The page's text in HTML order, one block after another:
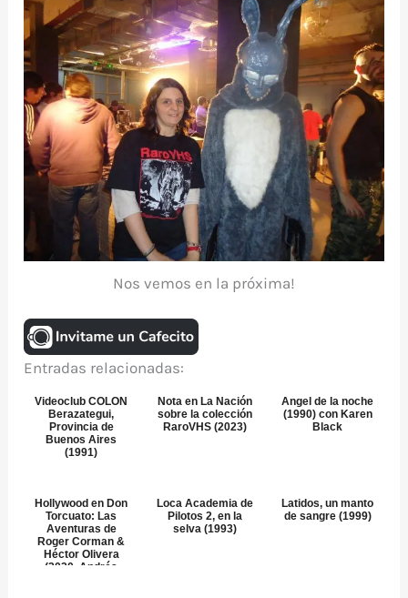
Nos vemos en la próxima!
Entradas relacionadas:
Videoclub COLON
Berazategui,
Provincia de
Buenos Aires
(1991)
Nota en La Nación
sobre la colección
RaroVHS (2023)
Angel de la noche
(1990) con Karen
Black
Hollywood en Don
Torcuato: Las
Aventuras de
Roger Corman &
Héctor Olivera
(2020, Andrés
Loca Academia de
Pilotos 2, en la
selva (1993)
Latidos, un manto
de sangre (1999)